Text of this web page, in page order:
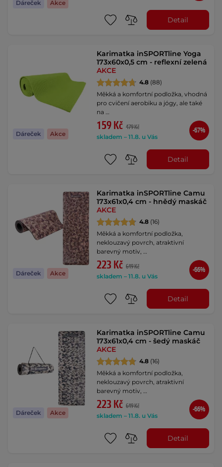
Dáreček Akce
Detail
Dáreček Akce
Karimatka inSPORTline Yoga
173x60x0,5 cm - reflexní zelená
AKCE
4.8 (88)
Měkká a komfortní podložka, vhodná
pro cvičení aerobiku a jógy, ale také
na …
159 Kč 479 Kč
skladem – 11.8. u Vás
-67%
Detail
Dáreček Akce
Karimatka inSPORTline Camu
173x61x0,4 cm - hnědý maskáč
AKCE
4.8 (16)
Měkká a komfortní podložka,
neklouzavý povrch, atraktivní
barevný motiv, …
223 Kč 649 Kč
skladem – 11.8. u Vás
-66%
Detail
Dáreček Akce
Karimatka inSPORTline Camu
173x61x0,4 cm - šedý maskáč
AKCE
4.8 (16)
Měkká a komfortní podložka,
neklouzavý povrch, atraktivní
barevný motiv, …
223 Kč 649 Kč
skladem – 11.8. u Vás
-66%
Detail